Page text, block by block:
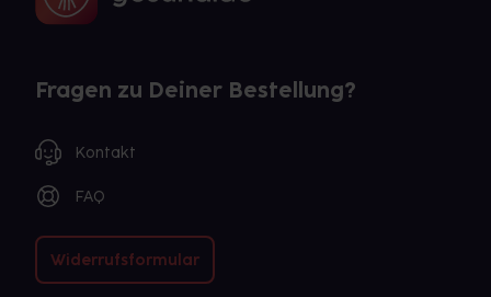
Fragen zu Deiner Bestellung?
Kontakt
FAQ
Widerrufsformular